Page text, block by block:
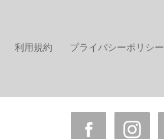
利用規約 プライバシーポリシー